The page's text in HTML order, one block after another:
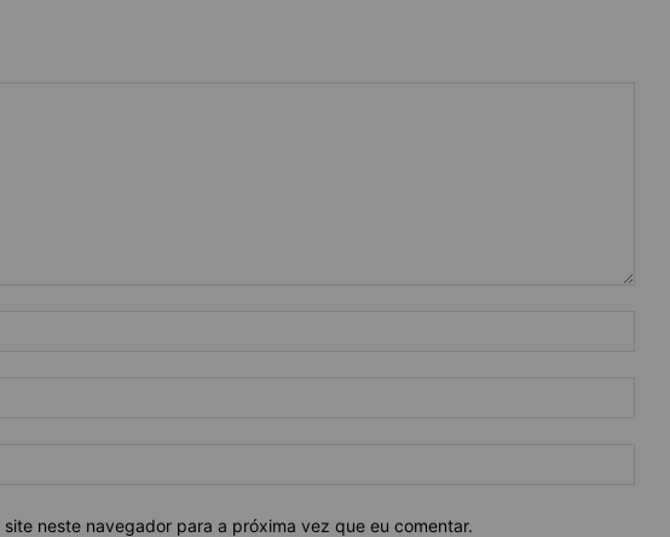
site neste navegador para a próxima vez que eu comentar.